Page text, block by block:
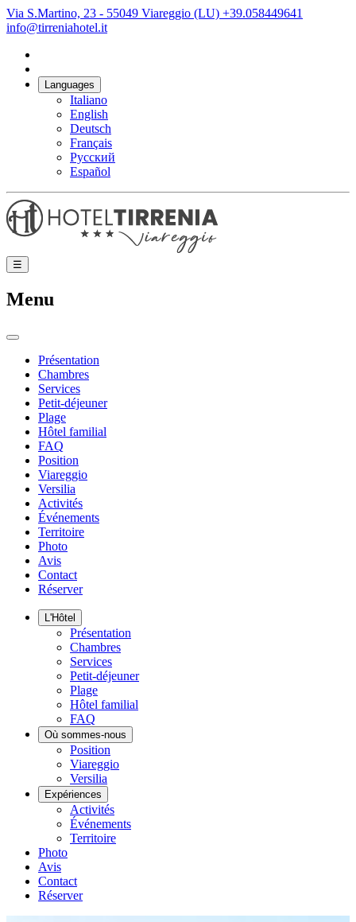
Via S.Martino, 23 - 55049 Viareggio (LU) +39.058449641
info@tirreniahotel.it
Languages
Italiano
English
Deutsch
Français
Русский
Español
☰
Menu
Présentation
Chambres
Services
Petit-déjeuner
Plage
Hôtel familial
FAQ
Position
Viareggio
Versilia
Activités
Événements
Territoire
Photo
Avis
Contact
Réserver
L'Hôtel
Présentation
Chambres
Services
Petit-déjeuner
Plage
Hôtel familial
FAQ
Où sommes-nous
Position
Viareggio
Versilia
Expériences
Activités
Événements
Territoire
Photo
Avis
Contact
Réserver